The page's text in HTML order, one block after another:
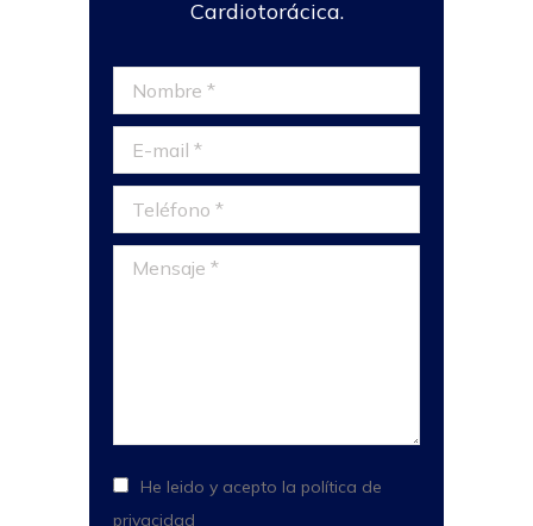
Cardiotorácica.
Nombre *
E-mail *
Teléfono *
Mensaje *
He leido y acepto la política de
privacidad